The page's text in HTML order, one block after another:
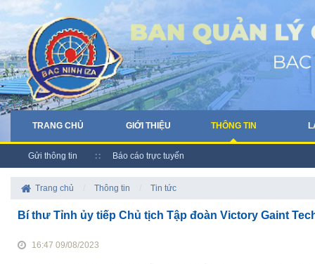
TRANG CHỦ GIỚI THIỆU THÔNG TIN
Gửi thông tin Báo cáo trực tuyến
Trang chủ Thông tin Tin tức
Bí thư Tỉnh ủy tiếp Chủ tịch Tập đoàn Victory Gaint
16:47 09/08/2023